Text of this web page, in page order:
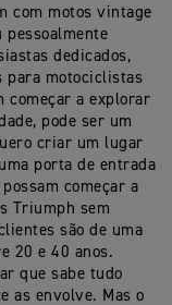
com motos vintage
pessoalmente
dedicados,
para motociclistas
começar a explorar
pode ser um
criar um lugar
porta de entrada
começar a
Triumph sem
são de uma
20 e 40 anos.
que sabe tudo
as envolve. Mas o